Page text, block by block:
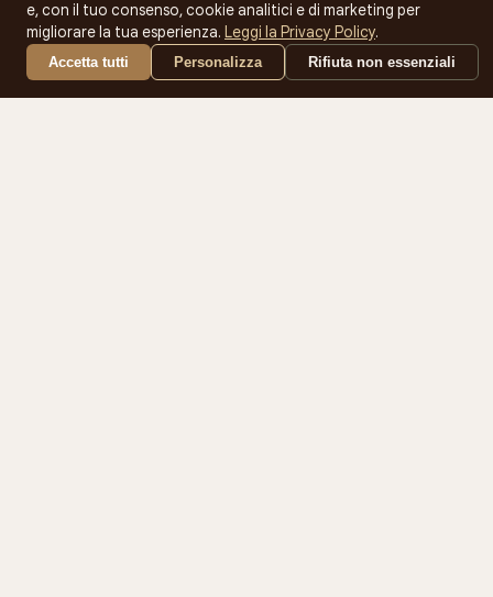
ACCOUNT
Accedi
Registrati
Carrello
e, con il tuo consenso, cookie analitici e di marketing per
migliorare la tua esperienza. Leggi la Privacy Policy.
Accetta tutti Personalizza Rifiuta non essenziali